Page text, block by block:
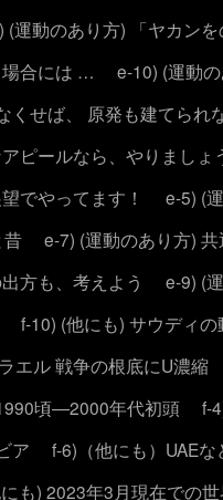
(運動のあり方) 「ヤカン
場合には …
e-10) (運動
くせば、 原発も建てられ
ピールなら、やりましょ
でやってます！
e-5) (
昔
e-7) (運動のあり方)
方も、考えよう
e-9) (
f-10) (他にも) サウディの
エル 戦争の根底にU濃縮
頃―2000年代初頭
f-
ア
f-6)（他にも）UAEな
も) 2023年3月現在での